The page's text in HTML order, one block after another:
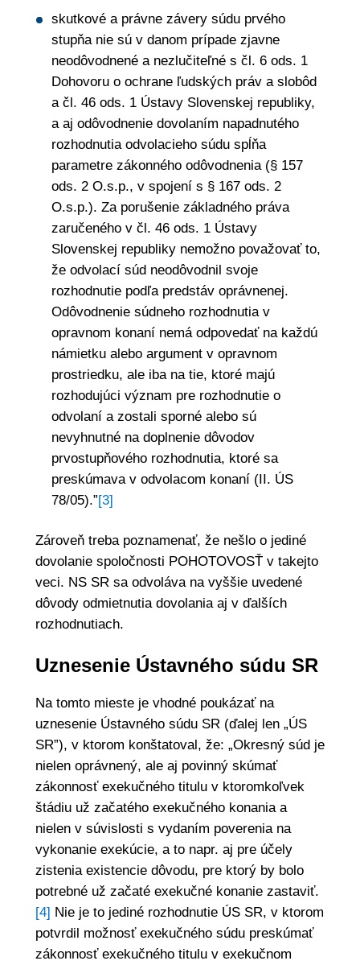
skutkové a právne závery súdu prvého
stupňa nie sú v danom prípade zjavne
neodôvodnené a nezlučiteľné s čl. 6 ods. 1
Dohovoru o ochrane ľudských práv a slobôd
a čl. 46 ods. 1 Ústavy Slovenskej republiky,
a aj odôvodnenie dovolaním napadnutého
rozhodnutia odvolacieho súdu spĺňa
parametre zákonného odôvodnenia (§ 157
ods. 2 O.s.p., v spojení s § 167 ods. 2
O.s.p.). Za porušenie základného práva
zaručeného v čl. 46 ods. 1 Ústavy
Slovenskej republiky nemožno považovať to,
že odvolací súd neodôvodnil svoje
rozhodnutie podľa predstáv oprávnenej.
Odôvodnenie súdneho rozhodnutia v
opravnom konaní nemá odpovedať na každú
námietku alebo argument v opravnom
prostriedku, ale iba na tie, ktoré majú
rozhodujúci význam pre rozhodnutie o
odvolaní a zostali sporné alebo sú
nevyhnutné na doplnenie dôvodov
prvostupňového rozhodnutia, ktoré sa
preskúmava v odvolacom konaní (II. ÚS
78/05).”[3]
Zároveň treba poznamenať, že nešlo o jediné
dovolanie spoločnosti POHOTOVOSŤ v takejto
veci. NS SR sa odvoláva na vyššie uvedené
dôvody odmietnutia dovolania aj v ďalších
rozhodnutiach.
Uznesenie Ústavného súdu SR
Na tomto mieste je vhodné poukázať na
uznesenie Ústavného súdu SR (ďalej len „ÚS
SR”), v ktorom konštatoval, že: „Okresný súd je
nielen oprávnený, ale aj povinný skúmať
zákonnosť exekučného titulu v ktoromkoľvek
štádiu už začatého exekučného konania a
nielen v súvislosti s vydaním poverenia na
vykonanie exekúcie, a to napr. aj pre účely
zistenia existencie dôvodu, pre ktorý by bolo
potrebné už začaté exekučné konanie zastaviť.
[4] Nie je to jediné rozhodnutie ÚS SR, v ktorom
potvrdil možnosť exekučného súdu preskúmať
zákonnosť exekučného titulu v exekučnom